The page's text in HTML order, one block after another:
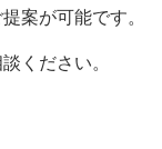
案が可能です。
ください。